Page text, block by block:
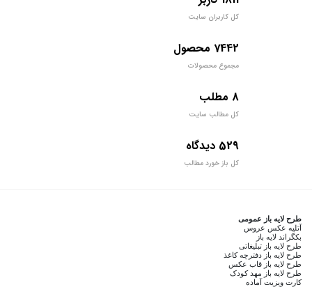
کل کاربران سایت
7442 محصول
مجموع محصولات
8 مطلب
کل مطالب سایت
529 دیدگاه
کل باز خورد مطالب
طرح لایه باز عمومی
آتلیه عکس عروس
بکگراند لایه باز
طرح لایه باز تبلیغاتی
طرح لایه باز دفترچه کاغذ
طرح لایه باز قاب عکس
طرح لایه باز مهد کودک
کارت ویزیت آماده